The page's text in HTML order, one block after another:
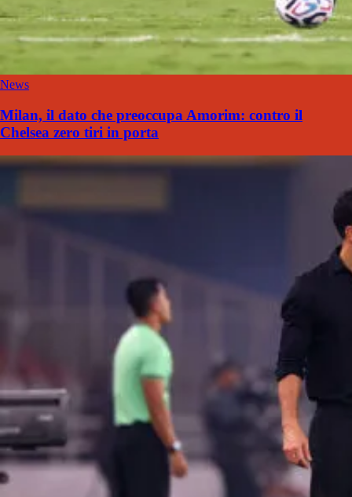
News
Milan, il dato che preoccupa Amorim: contro il
Chelsea zero tiri in porta